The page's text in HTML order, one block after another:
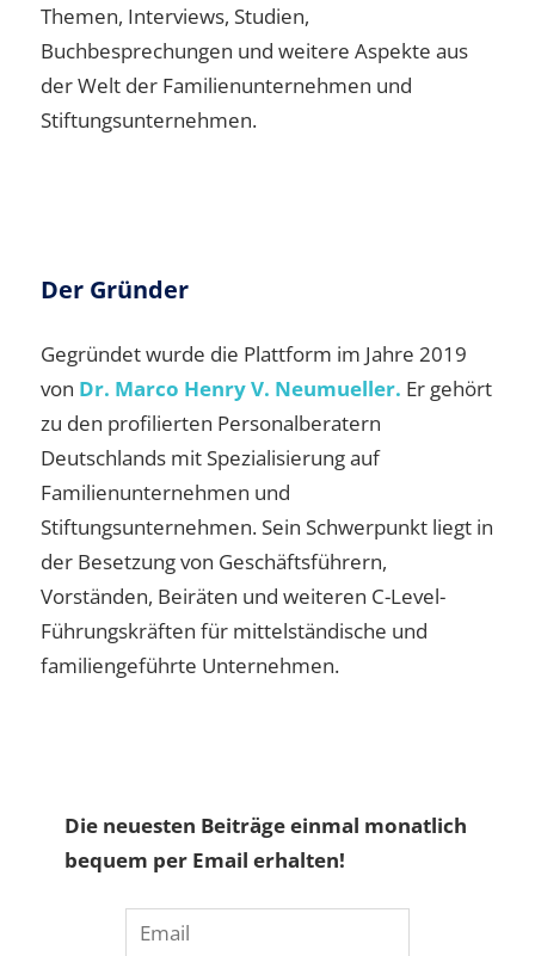
Themen, Interviews, Studien,
Buchbesprechungen und weitere Aspekte aus
der Welt der Familienunternehmen und
Stiftungsunternehmen.
Der Gründer
Gegründet wurde die Plattform im Jahre 2019
von Dr. Marco Henry V. Neumueller. Er gehört
zu den profilierten Personalberatern
Deutschlands mit Spezialisierung auf
Familienunternehmen und
Stiftungsunternehmen. Sein Schwerpunkt liegt in
der Besetzung von Geschäftsführern,
Vorständen, Beiräten und weiteren C-Level-
Führungskräften für mittelständische und
familiengeführte Unternehmen.
Die neuesten Beiträge einmal monatlich
bequem per Email erhalten!